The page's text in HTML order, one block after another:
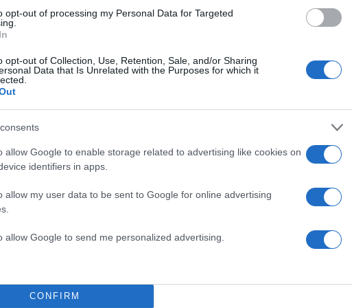
opt-out of processing my Personal Data for Targeted
opt-out of Collection, Use, Retention, Sale, and/or Sharing
Data that Is Unrelated with the Purposes for which it
allow Google to enable storage related to advertising like cookies on
identifiers in apps.
allow my user data to be sent to Google for online advertising
allow Google to send me personalized advertising.
CONFIRM
ήμουν, στα θέατρα και σ’ όλα αυτά. Το μυαλό μου έχει
με το τέλος μιας μεγάλης βόλτας που είχα στο
Λάκης Λαζόπουλος
ΔΙΑΦΗΜΙΣΗ